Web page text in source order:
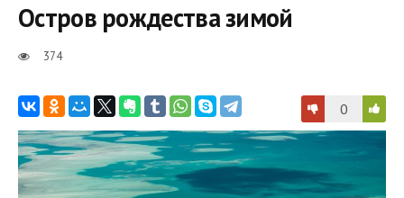
Остров рождества зимой
374
0